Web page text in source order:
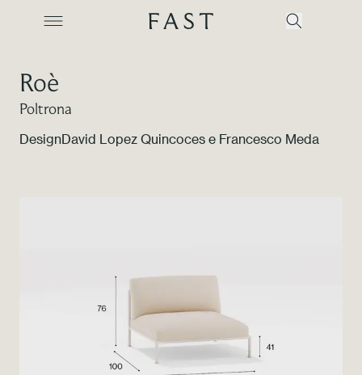
Color Revolution
Roè
Poltrona
DesignDavid Lopez Quincoces e Francesco Meda